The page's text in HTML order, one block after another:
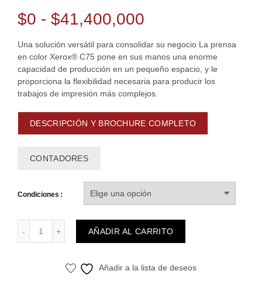
$0 - $41,400,000
de
precios:
desde
$0
Una solución versátil para consolidar su negocio La prensa
en color Xerox® C75 pone en sus manos una enorme
capacidad de producción en un pequeño espacio, y le
proporciona la flexibilidad necesaria para producir los
trabajos de impresión más complejos.
DESCRIPCIÓN Y BROCHURE COMPLETO
CONTADORES
Condiciones
AÑADIR AL CARRITO
Añadir a la lista de deseos